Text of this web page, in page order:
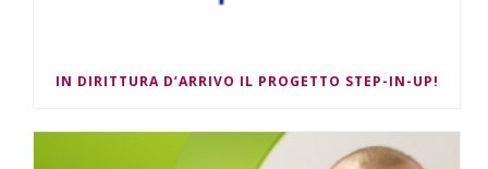
IN DIRITTURA D’ARRIVO IL PROGETTO STEP-IN-UP!